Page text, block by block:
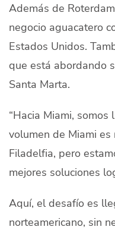
Además de
negocio aguacatero
Estados Unidos.
que está abordando
Santa Marta.
“Hacia Miami,
volumen de Miami es
Filadelfia, pero
mejores soluciones
Aquí, el desafío es
norteamericano, sin